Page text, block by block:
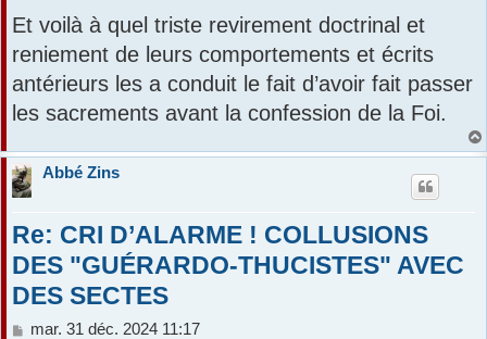
Et voilà à quel triste revirement doctrinal et
reniement de leurs comportements et écrits
antérieurs les a conduit le fait d’avoir fait passer
les sacrements avant la confession de la Foi.
Abbé Zins
Re: CRI D’ALARME ! COLLUSIONS
DES "GUÉRARDO-THUCISTES" AVEC
DES SECTES
M
mar. 31 déc. 2024 11:17